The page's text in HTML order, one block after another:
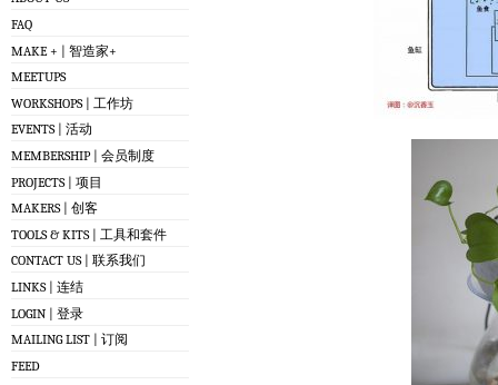
FAQ
MAKE + | 智造家+
MEETUPS
WORKSHOPS | 工作坊
EVENTS | 活动
MEMBERSHIP | 会员制度
PROJECTS | 项目
MAKERS | 创客
TOOLS & KITS | 工具和套件
CONTACT US | 联系我们
LINKS | 连结
LOGIN | 登录
MAILING LIST | 订阅
FEED